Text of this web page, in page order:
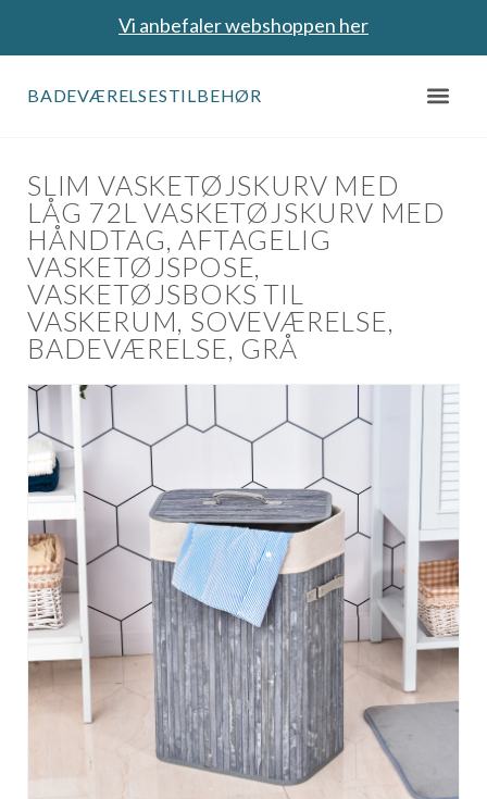
Vi anbefaler webshoppen her
BADEVÆRELSESTILBEHØR
SLIM VASKETØJSKURV MED
LÅG 72L VASKETØJSKURV MED
HÅNDTAG, AFTAGELIG
VASKETØJSPOSE,
VASKETØJSBOKS TIL
VASKERUM, SOVEVÆRELSE,
BADEVÆRELSE, GRÅ